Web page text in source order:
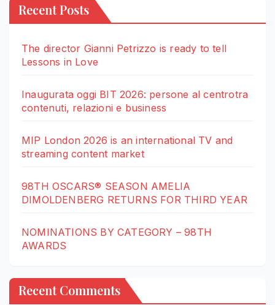
Recent Posts
The director Gianni Petrizzo is ready to tell
Lessons in Love
Inaugurata oggi BIT 2026: persone al centrotra
contenuti, relazioni e business
MIP London 2026 is an international TV and
streaming content market
98TH OSCARS® SEASON AMELIA
DIMOLDENBERG RETURNS FOR THIRD YEAR
NOMINATIONS BY CATEGORY – 98TH
AWARDS
Recent Comments